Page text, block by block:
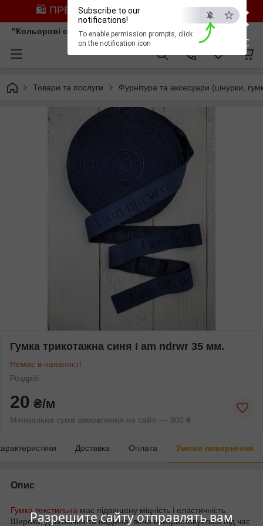
×
ESC
Разрешите сайту отправлять вам
Subscribe to our
notifications!
To enable permission prompts, click
on the notification icon
🛍️ ПРЕДЗАМОВЛЕННЯ ЗІ ЗНИЖКОЮ
"Кольорові сни"
Товари та послуги Фурнітура та аксесуари (шнурки,
Гумка трикотажна синя I am ndrwr 35 мм.
Немає в наявності
Роздріб
20 ₴/м
Мінімальна сума замовлення на сайті — 300 ₴
Доставка Оплата Умови повернення
Опис
Гумка текстильна має підвищену міцність і еластичність.
Широка, довговічна та надійна, вона використовується під час